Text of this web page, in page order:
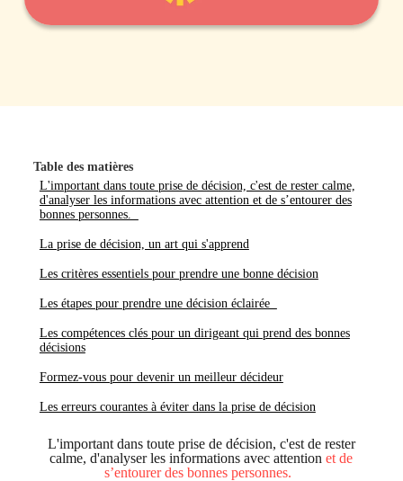
L'important dans toute prise de décision, c'est de rester
calme, d'analyser les informations avec attentionet de
s’entourer des bonnes personnes.
Table des matières
L'important dans toute prise de décision, c'est de rester calme,
d'analyser les informations avec attention et de s’entourer des
bonnes personnes.
La prise de décision, un art qui s'apprend
Les critères essentiels pour prendre une bonne décision
Les étapes pour prendre une décision éclairée
Les compétences clés pour un dirigeant qui prend des bonnes
décisions
Formez-vous pour devenir un meilleur décideur
Les erreurs courantes à éviter dans la prise de décision